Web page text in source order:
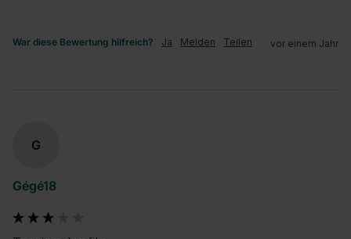
War diese Bewertung hilfreich? Ja Melden Teilen vor einem Jahr
G
Gégé18